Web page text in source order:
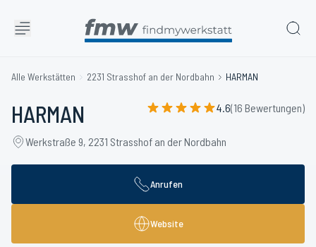
Alle Werkstätten 2231 Strasshof an der Nordbahn HARMAN
HARMAN 4.6(16 Bewertungen)
Werkstraße 9, 2231 Strasshof an der Nordbahn
Anrufen
Website